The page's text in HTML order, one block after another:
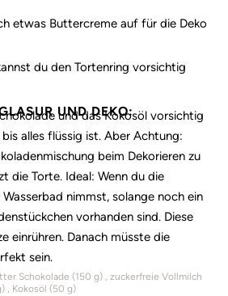
etwas Buttercreme auf für die Deko
du den Tortenring vorsichtig
UND DEKO:
und das Kokosöl vorsichtig
bis alles flüssig ist. Aber Achtung:
beim Dekorieren zu
die Torte. Ideal: Wenn du die
nimmst, solange noch ein
vorhanden sind. Diese
einrühren. Danach müsste die
sein.
Schokolade (150 g)
zuckerfreie Vollmilch
Kokosöl (50 g)